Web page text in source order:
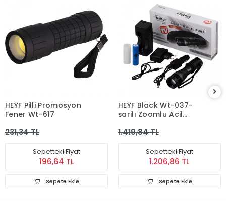
HEYF Pilli Promosyon
Fener Wt-617
231,34 TL
Sepetteki Fiyat
196,64 TL
Sepete Ekle
HEYF Black Wt-037-
şarjlı Zoomlu Acil
1.419,84 TL
Sepetteki Fiyat
1.206,86 TL
Sepete Ekle